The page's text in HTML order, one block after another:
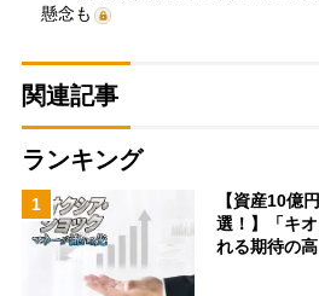
懸念も
関連記事
ランキング
1
【資産10億
選！】「キ
れる期待の